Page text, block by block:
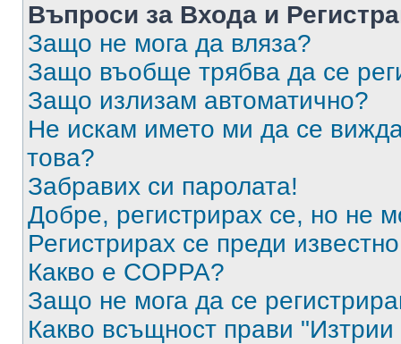
Въпроси за Входа и
Защо не мога да вляза?
Защо въобще трябва да се
Защо излизам автоматично?
Не искам името ми да се
това?
Забравих си паролата!
Добре, регистрирах се, но не
Регистрирах се преди
Какво е COPPA?
Защо не мога да се
Какво всъщност прави "Изтрии